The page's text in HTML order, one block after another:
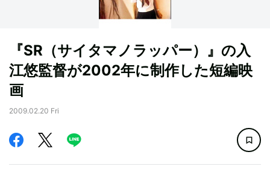
『SR（サイタマノラッパー）』の入
江悠監督が2002年に制作した短編映
画
2009.02.20 Fri